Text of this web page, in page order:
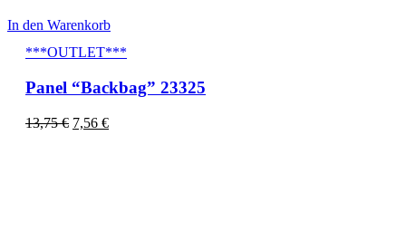
In den Warenkorb
***OUTLET***
Panel “Backbag” 23325
13,75€ 7,56 €